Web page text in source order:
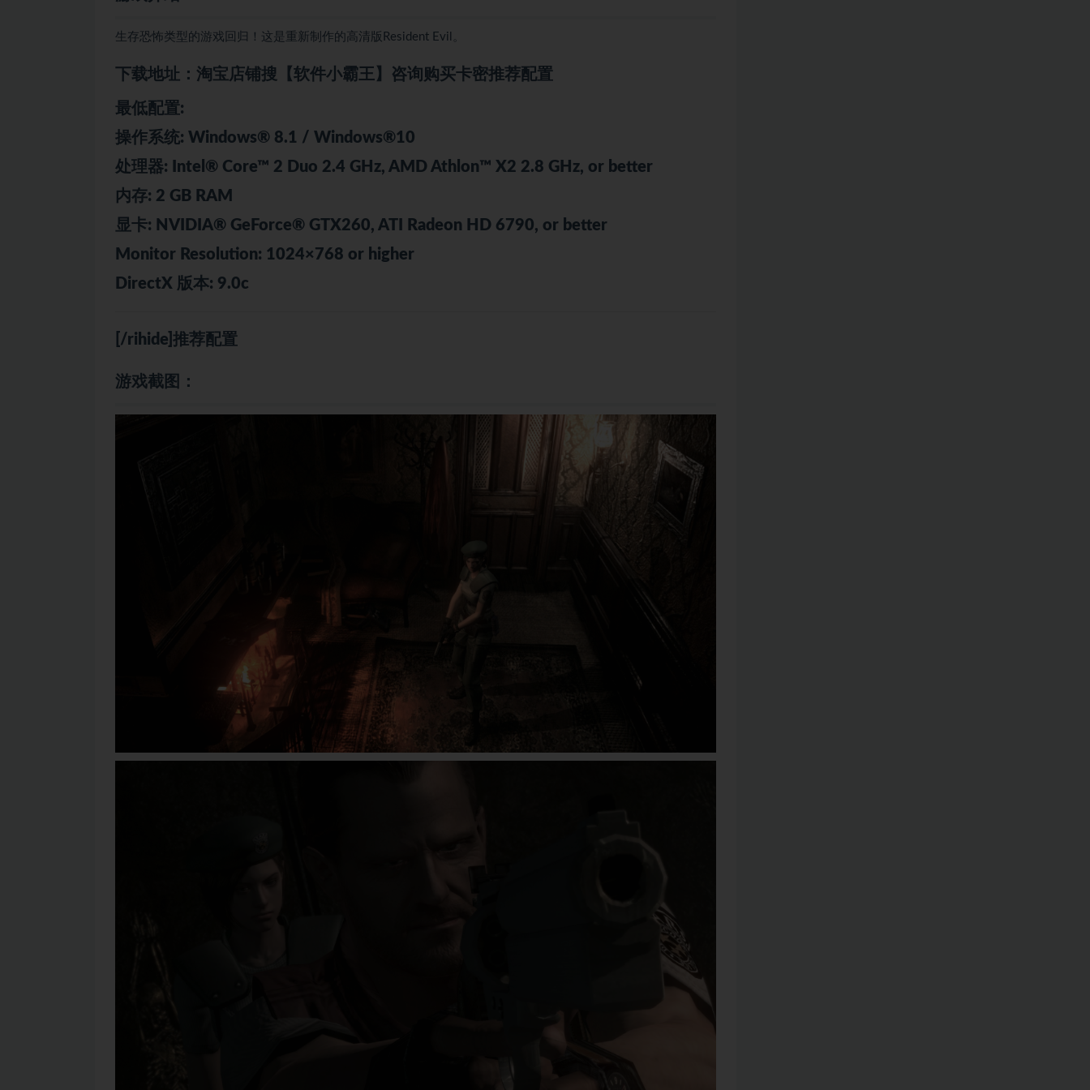
生存恐怖类型的游戏回归！这是重新制作的高清版Resident Evil。
下载地址：淘宝店铺搜【软件小霸王】咨询购买卡密推荐配置
最低配置:
操作系统: Windows® 8.1 / Windows®10
处理器: Intel® Core™ 2 Duo 2.4 GHz, AMD Athlon™ X2 2.8 GHz, or better
内存: 2 GB RAM
显卡: NVIDIA® GeForce® GTX260, ATI Radeon HD 6790, or better
Monitor Resolution: 1024×768 or higher
DirectX 版本: 9.0c
[/rihide]推荐配置
游戏截图：